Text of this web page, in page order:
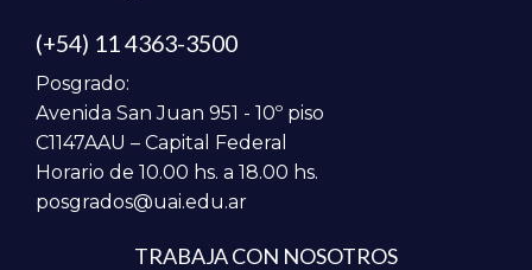
(+54) 11 4363-3500
Posgrado:
Avenida San Juan 951 - 10º piso
C1147AAU – Capital Federal
Horario de 10.00 hs. a 18.00 hs.
posgrados@uai.edu.ar
TRABAJA CON NOSOTROS